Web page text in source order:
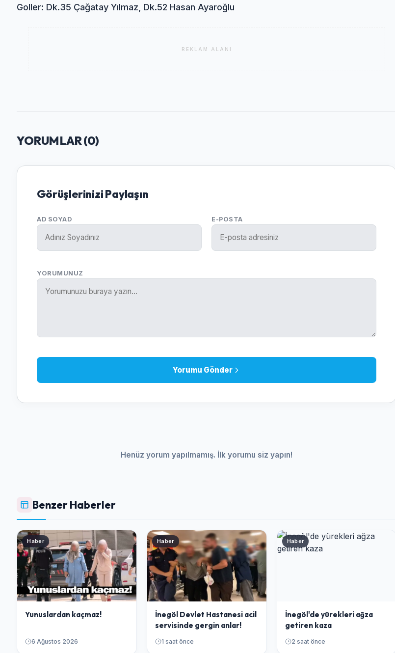
Goller: Dk.35 Çağatay Yılmaz, Dk.52 Hasan Ayaroğlu
REKLAM ALANI
YORUMLAR (0)
Görüşlerinizi Paylaşın
AD SOYAD E-POSTA
YORUMUNUZ
Yorumu Gönder
Henüz yorum yapılmamış. İlk yorumu siz yapın!
Benzer Haberler
Haber
Yunuslardan kaçmaz!
6 Ağustos 2026
Haber
İnegöl Devlet Hastanesi acil
servisinde gergin anlar!
1 saat önce
Haber
İnegöl'de yürekleri ağza
getiren kaza
2 saat önce